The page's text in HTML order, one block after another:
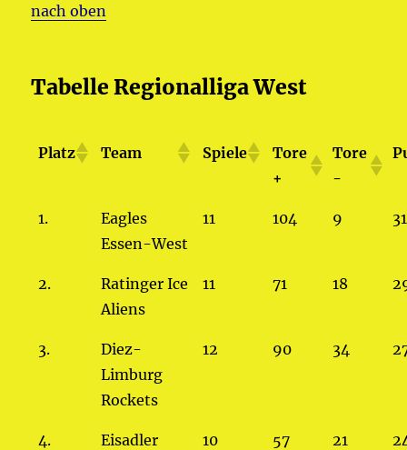
nach oben
Tabelle Regionalliga West
Platz Team Spiele
Tore
+
Tore
-
1.
Eagles
Essen-West
11 104 9 31
2.
Ratinger Ice
Aliens
11 71 18
3.
Diez-
Limburg
Rockets
12 90 34
4.
Eisadler
10 57 21